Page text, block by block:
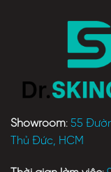
Showroom: 55
Thủ Đức, HCM